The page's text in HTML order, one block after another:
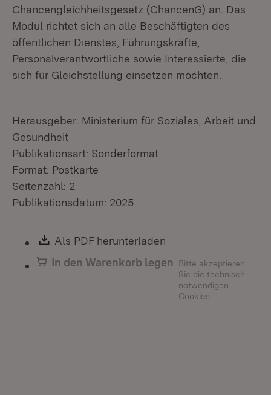
Chancengleichheitsgesetz (ChancenG) an. Das
Modul richtet sich an alle Beschäftigten des
öffentlichen Dienstes, Führungskräfte,
Personalverantwortliche sowie Interessierte, die
sich für Gleichstellung einsetzen möchten.
Herausgeber: Ministerium für Soziales, Arbeit und
Gesundheit
Publikationsart: Sonderformat
Format: Postkarte
Seitenzahl: 2
Publikationsdatum: 2025
Download:
Als PDF herunterladen
In den Warenkorb legen
Bitte akzeptieren
Sie die technisch
notwendigen
Cookies